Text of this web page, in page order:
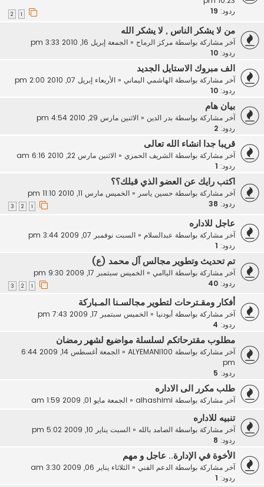
ردود: 19
من لا يشكر الناس , لا يشكر الله
آخر مشاركة بواسطة مركز الرماح« الجمعة إبريل 16, 2010 3:33 pm
ردود: 10
الف مبروك الاستايل الجديد
آخر مشاركة بواسطة الهاشمي اليماني « الأربعاء إبريل 07, 2010 2:00 pm
ردود: 10
بيان هام
آخر مشاركة بواسطة بدر الدين« الاثنين مارس 29, 2010 4:54 pm
ردود: 2
قريبا جدا انشاء الله تعالى
آخر مشاركة بواسطة الشريف الحمزي« الاثنين مارس 22, 2010 6:16 am
ردود:
اكتب رايك عن العضو الذي قبلك؟؟
آخر مشاركة بواسطة حسين ياسر« الخميس مارس 11, 2010 11:10 pm
ردود: 38
3
عاجل للاداره
آخر مشاركة بواسطة عبدالسلام« السبت نوفمبر 07, 2009 3:44 pm
ردود:
تم تحديث وتطوير مجالس آل محمد (ع)
آخر مشاركة بواسطة الياامي « الخميس سبتمبر 17, 2009 9:30 pm
ردود: 40
3
أفكار ومقـترحات لتطوير مجالسـنا المـباركة
آخر مشاركة بواسطة أبودنيا« الخميس سبتمبر 17, 2009 7:43 pm
ردود: 4
مطلوب مقترحاتكم لسلسلة مواضيع لشهر رمضان
آخر مشاركة بواسطة ALYEMANI100
«
الجمعة أغسطس 14, 2009 6:44
pm
ردود: 5
طلب مكرر الى الاداره
آخر مشاركة بواسطة alhashimi
« الجمعة مايو 01, 2009 1:59 am
تنبيه للاداره
آخر مشاركة بواسطة الصامد بالله« السبت يناير 10, 2009 5:02 pm
ردود: 8
الأخوة في الإدارة.. عاجل و مهم
آخر مشاركة بواسطة الدعم الفني« الثلاثاء يناير 06, 2009 3:30 am
ردود: